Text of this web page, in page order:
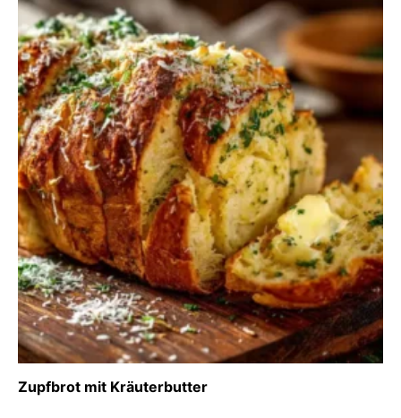
Zupfbrot mit Kräuterbutter